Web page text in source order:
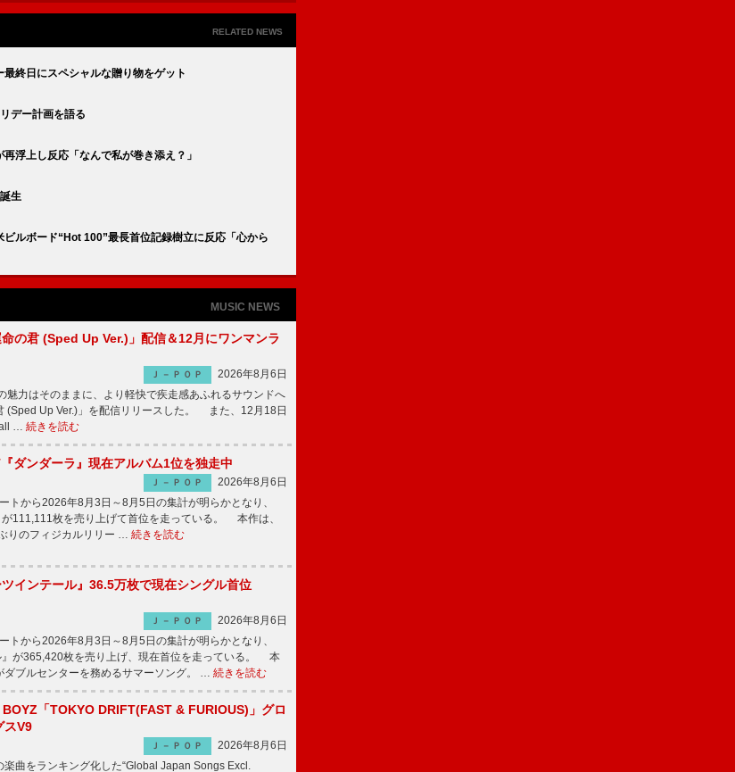
RELATED NEWS
終日にスペシャルな贈り物をゲット
デー計画を語る
浮上し反応「なんで私が巻き添え？」
生
ルボード“Hot 100”最長首位記録樹立に反応「心から
MUSIC NEWS
の君 (Sped Up Ver.)」配信＆12月にワンマンラ
Ｊ－ＰＯＰ
2026年8月6日
力はそのままに、より軽快で疾走感あふれるサウンドへ
(Sped Up Ver.)」を配信リリースした。 また、12月18日
… 続きを読む
ダンダーラ』現在アルバム1位を独走中
Ｊ－ＰＯＰ
2026年8月6日
から2026年8月3日～8月5日の集計が明らかとなり、
111,111枚を売り上げて首位を走っている。 本作は、
りのフィジカルリリー … 続きを読む
ツインテール』36.5万枚で現在シングル首位
Ｊ－ＰＯＰ
2026年8月6日
から2026年8月3日～8月5日の集計が明らかとなり、
が365,420枚を売り上げ、現在首位を走っている。 本
ダブルセンターを務めるサマーソング。 … 続きを読む
BOYZ「TOKYO DRIFT(FAST & FURIOUS)」グロ
スV9
Ｊ－ＰＯＰ
2026年8月6日
曲をランキング化した“Global Japan Songs Excl.